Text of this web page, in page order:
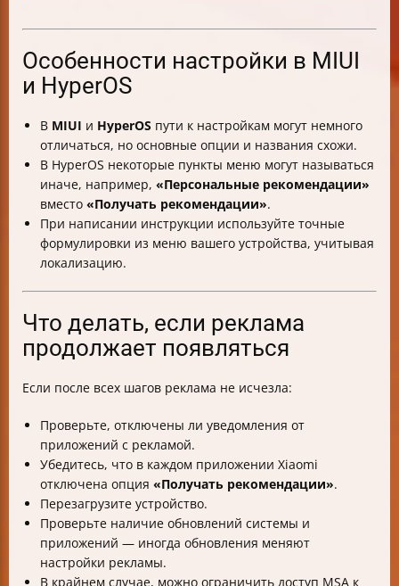
Особенности настройки в MIUI
и HyperOS
В MIUI и HyperOS пути к настройкам могут немного
отличаться, но основные опции и названия схожи.
В HyperOS некоторые пункты меню могут называться
иначе, например, «Персональные рекомендации»
вместо «Получать рекомендации».
При написании инструкции используйте точные
формулировки из меню вашего устройства, учитывая
локализацию.
Что делать, если реклама
продолжает появляться
Если после всех шагов реклама не исчезла:
Проверьте, отключены ли уведомления от
приложений с рекламой.
Убедитесь, что в каждом приложении Xiaomi
отключена опция «Получать рекомендации».
Перезагрузите устройство.
Проверьте наличие обновлений системы и
приложений — иногда обновления меняют
настройки рекламы.
В крайнем случае, можно ограничить доступ MSA к